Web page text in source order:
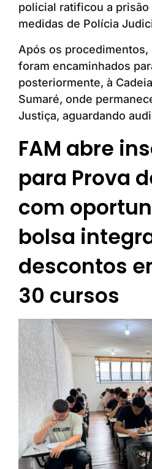
policial ratificou a
medidas de Polícia
Após os
foram encaminhados
posteriormente, à
Sumaré, onde
Justiça, aguardando
FAM abre
para Prova
com
bolsa
descontos
30 cursos